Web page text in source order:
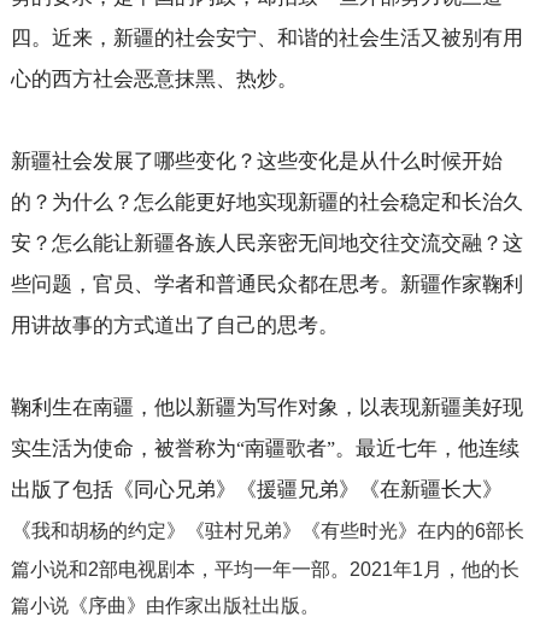
四。近来，新疆的社会安宁、和谐的社会生活又被别有用
心的西方社会恶意抹黑、热炒。
新疆社会发展了哪些变化？这些变化是从什么时候开始
的？为什么？怎么能更好地实现新疆的社会稳定和长治久
安？怎么能让新疆各族人民亲密无间地交往交流交融？这
些问题，官员、学者和普通民众都在思考。新疆作家鞠利
用讲故事的方式道出了自己的思考。
鞠利生在南疆，他以新疆为写作对象，以表现新疆美好现
实生活为使命，被誉称为“南疆歌者”。最近七年，他连续
出版了包括《同心兄弟》《援疆兄弟》《在新疆长大》
《我和胡杨的约定》《驻村兄弟》《有些时光》在内的6部长
篇小说和2部电视剧本，平均一年一部。 2021年1 月，他的长
篇小说《序曲》由作家出版社出版。